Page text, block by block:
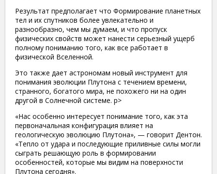
Результат предполагает что Формирование планетных
тел и их спутников более увлекательно и
разнообразно, чем мы думаем, и что пропуск
физических свойств может нанести серьезный ущерб
полному пониманию того, как все работает в
физической Вселенной.
Это также дает астрономам новый инструмент для
понимания эволюции Плутона с течением времени,
странного, богатого мира, не похожего ни на один
другой в Солнечной системе. p>
«Нас особенно интересует понимание того, как эта
первоначальная конфигурация влияет на
геологическую эволюцию Плутона», — говорит Дентон.
«Тепло от удара и последующие приливные силы могли
сыграть решающую роль в формировании
особенностей, которые мы видим на поверхности
Плутона сегодня».